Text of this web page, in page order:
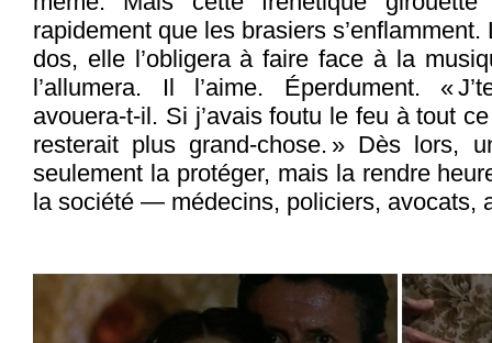
rapidement que les brasiers s’enflamment.
dos, elle l’obligera à faire face à la
l’allumera. Il l’aime. Éperdument. «
avouera-t-il. Si j’avais foutu le feu à tout
resterait plus grand-chose. » Dès lors,
seulement la protéger, mais la rendre
la société — médecins, policiers,